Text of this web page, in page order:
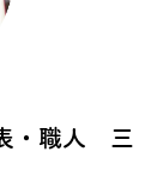
・職人 三